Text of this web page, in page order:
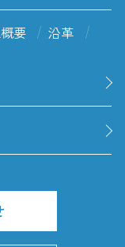
要 沿革